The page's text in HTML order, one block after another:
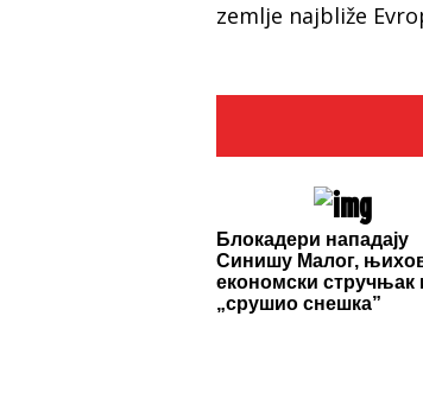
zemlje najbliže
Блокадери нападају
Синишу Малог,
економски стручњак
„срушио снешка”